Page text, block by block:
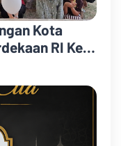
Kota
RI Ke